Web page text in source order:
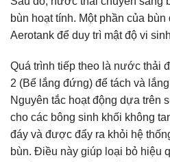
bùn hoạt tính. Một phần của
Aerotank để duy trì mật độ vi
Quá trình tiếp theo là nước thải
2 (Bể lắng đứng) để tách và
Nguyên tắc hoạt động dựa trên
cho các bông sinh khối không
đáy và được đẩy ra khỏi hệ
bùn. Điều này giúp loại bỏ hiệu